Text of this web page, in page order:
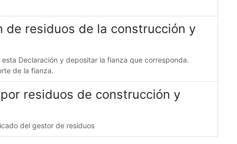
de residuos de la construcción y
Declaración y depositar la fianza que corresponda.
de la fianza.
residuos de construcción y
del gestor de residuos